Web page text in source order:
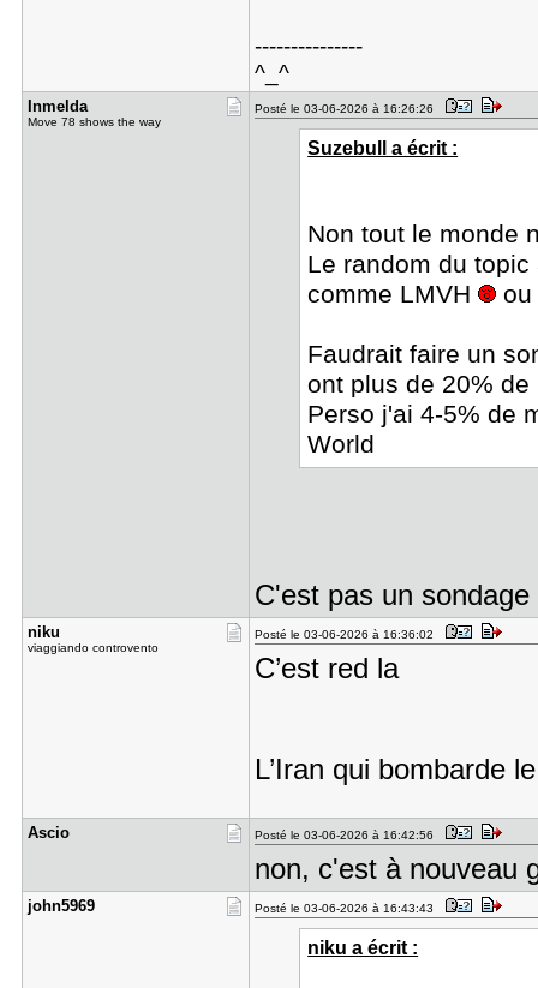
---------------
^_^
Inmelda
Move 78 shows the way
Posté le 03-06-2026 à 16:26:26
Suzebull a écrit :
Non tout le monde
Le random du
comme LMVH
ou
Faudrait faire un
ont plus de 20% de
Perso j'ai 4-5% de
World
C'est pas un
niku
viaggiando controvento
Posté le 03-06-2026 à 16:36:02
C’est red la
L’Iran qui bombarde
Ascio Posté le 03-06-2026 à 16:42:56
non, c'est à nouveau
john5969 Posté le 03-06-2026 à 16:43:43
niku a écrit :